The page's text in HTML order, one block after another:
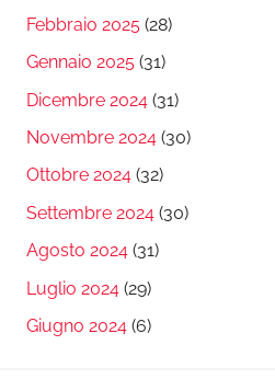
Febbraio 2025 (28)
Gennaio 2025 (31)
Dicembre 2024 (31)
Novembre 2024 (30)
Ottobre 2024 (32)
Settembre 2024 (30)
Agosto 2024 (31)
Luglio 2024 (29)
Giugno 2024 (6)